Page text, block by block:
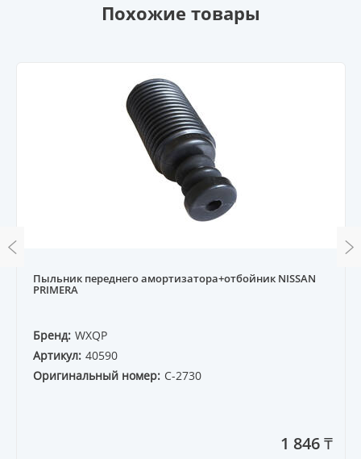
Похожие товары
Пыльник переднего амортизатора+отбойник NISSAN
PRIMERA
Бренд: WXQP
Артикул: 40590
Оригинальный номер: C-2730
1 846 ₸